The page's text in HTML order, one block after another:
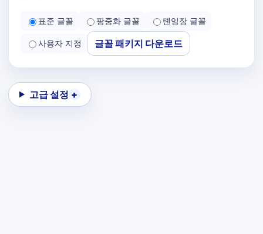
표준 글꼴 팡중화 글꼴 톈잉장 글꼴
사용자 지정 글꼴 패키지 다운로드
고급 설정